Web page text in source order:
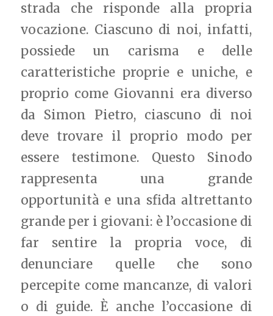
strada che risponde alla propria
vocazione. Ciascuno di noi, infatti,
possiede un carisma e delle
caratteristiche proprie e uniche, e
proprio come Giovanni era diverso
da Simon Pietro, ciascuno di noi
deve trovare il proprio modo per
essere testimone. Questo Sinodo
rappresenta una grande
opportunità e una sfida altrettanto
grande per i giovani: è l’occasione di
far sentire la propria voce, di
denunciare quelle che sono
percepite come mancanze, di valori
o di guide. È anche l’occasione di